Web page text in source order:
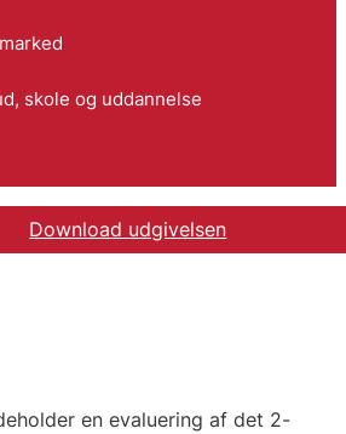
skole og uddannelse
Download udgivelsen
en evaluering af det 2-